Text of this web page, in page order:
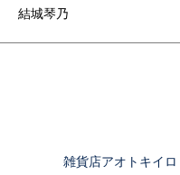
結城琴乃
雑貨店アオトキイ